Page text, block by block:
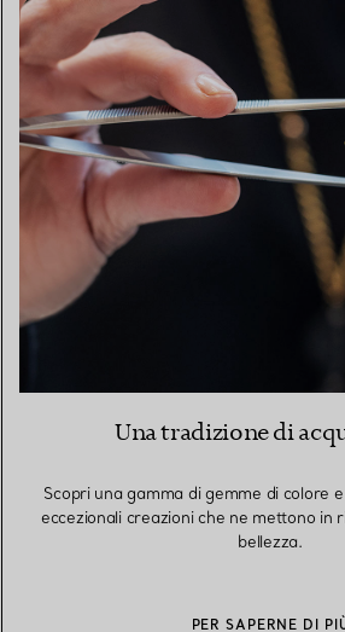
Una tradizione di
Scopri una gamma di gemme di colore
eccezionali creazioni che ne mettono in
bellezza.
PER SAPERNE DI